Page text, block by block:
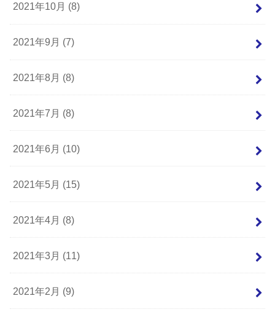
2021年10月 (8)
2021年9月 (7)
2021年8月 (8)
2021年7月 (8)
2021年6月 (10)
2021年5月 (15)
2021年4月 (8)
2021年3月 (11)
2021年2月 (9)